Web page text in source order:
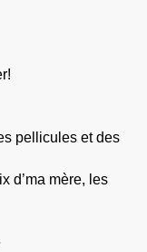
pellicules et des
d’ma mère, les